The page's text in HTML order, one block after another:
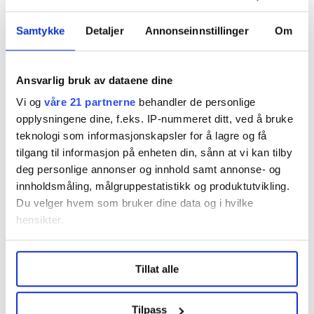
Samtykke Detaljer Annonseinnstillinger Om
Ansvarlig bruk av dataene dine
Vi og våre 21 partnerne behandler de personlige
opplysningene dine, f.eks. IP-nummeret ditt, ved å bruke
teknologi som informasjonskapsler for å lagre og få
tilgang til informasjon på enheten din, sånn at vi kan tilby
deg personlige annonser og innhold samt annonse- og
innholdsmåling, målgruppestatistikk og produktutvikling.
Du velger hvem som bruker dine data og i hvilke
hensikter.
Undermer infokan du lese om hvordan dine personlige
data behandles og hvordan du kan velge hvordan de skal
brukes. Du kan hele tiden endre eller trekke tilbake ditt
samtykke fra erklæringen om informasjonskapsler.
Tillat alle
Tilpass
Flere saker